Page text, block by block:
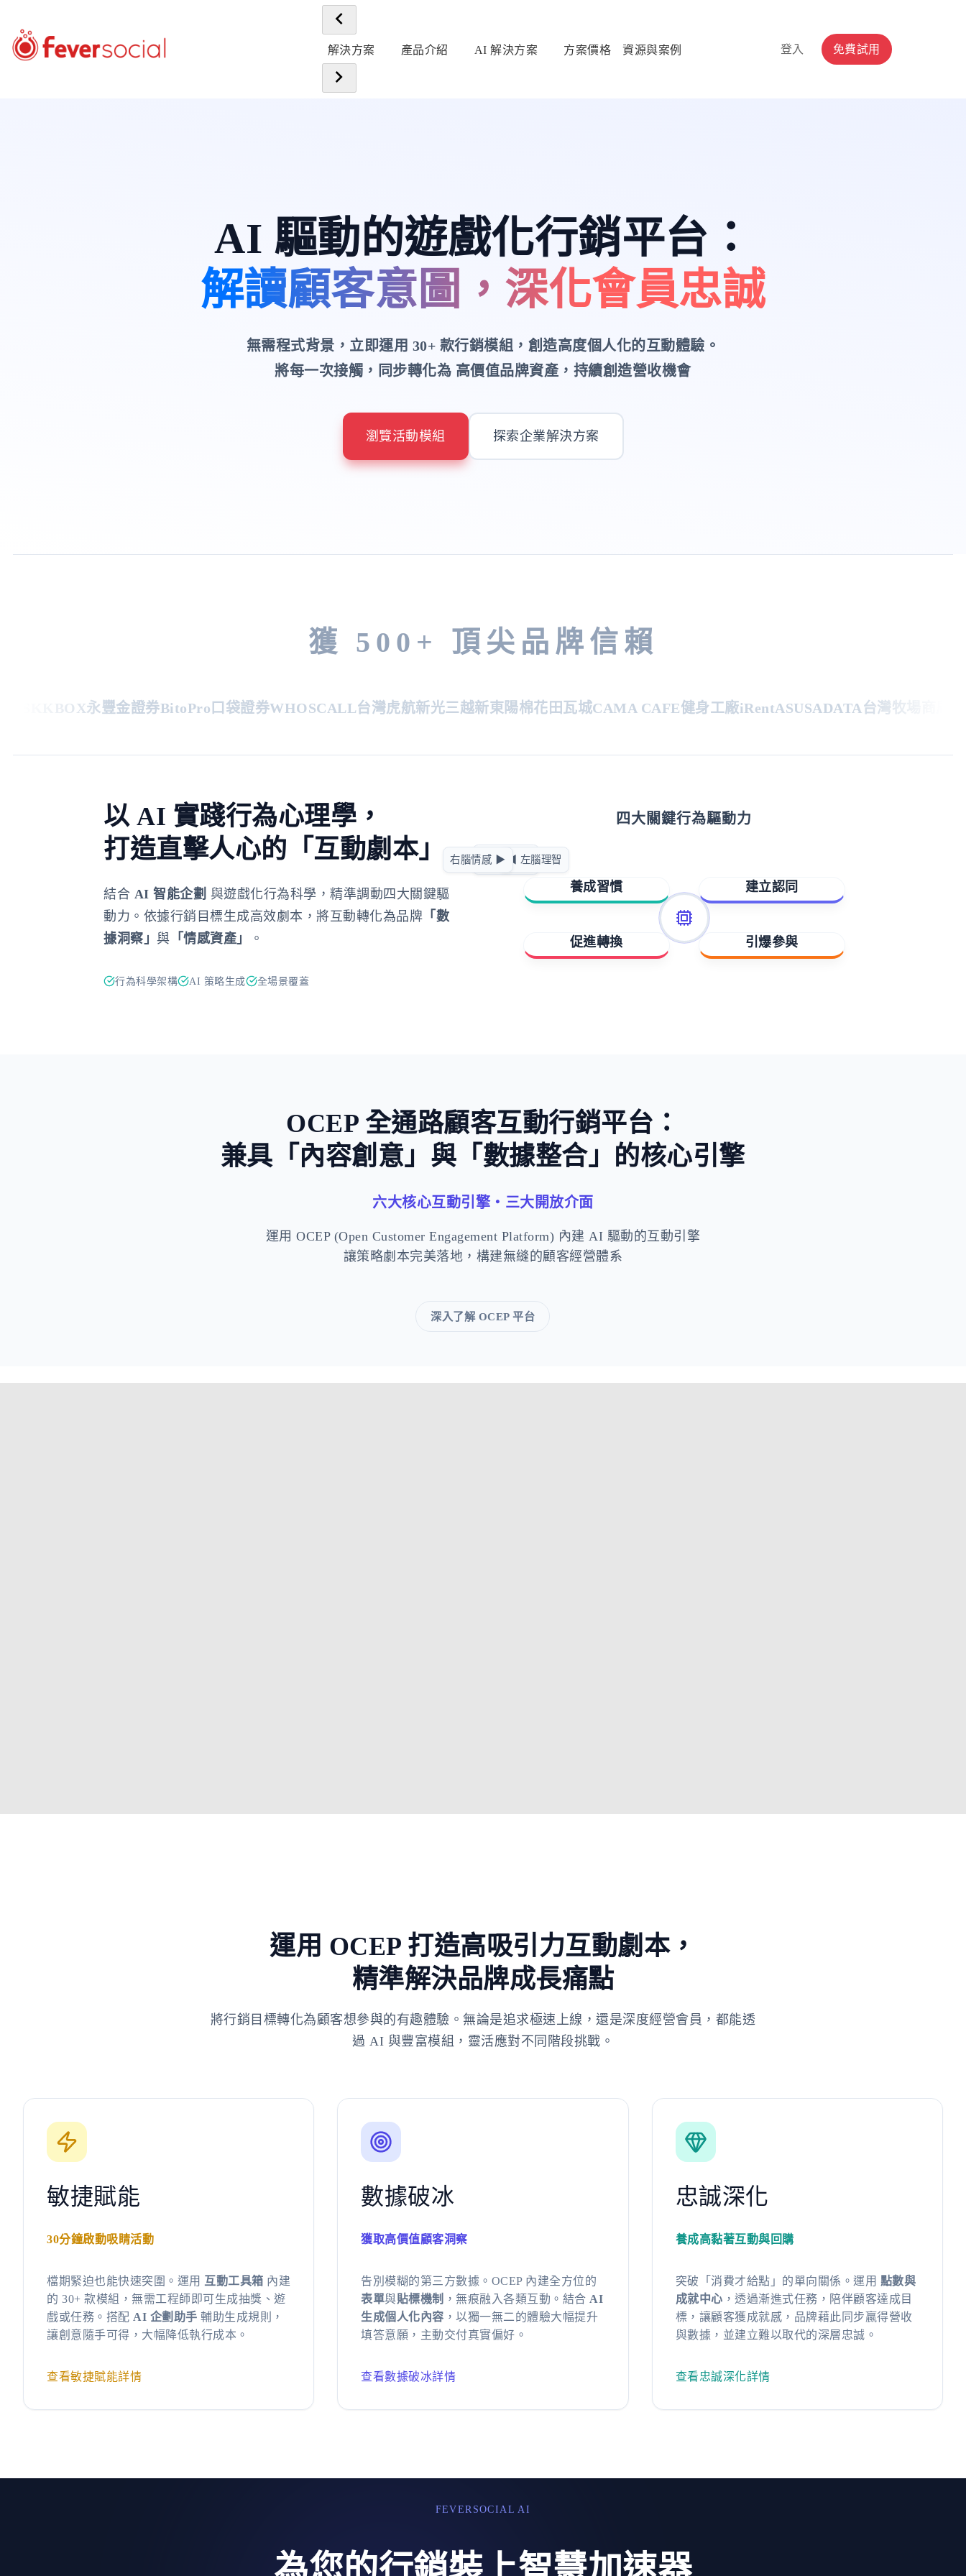
解決方案 產品介紹 AI 解決方案 方案價格 資源與案例 登入 免費試用
AI 驅動的遊戲化行銷平台 ：
解讀顧客意圖，深化會員忠誠
無需程式背景，立即運用 30+ 款行銷模組，創造高度個人化的互動體驗。
將每一次接觸，同步轉化為 高價值品牌資產，持續創造營收機會
瀏覽活動模組 探索企業解決方案
獲 500+ 頂尖品牌信賴
KKBOX永豐金證券BitoPro口袋證券WHOSCALL台灣虎航新光三越新東陽棉花田瓦城CAMA CAFE健身工廠iRentASUSADATA台灣牧場商周
以 AI 實踐行為心理學，
打造直擊人心的「互動劇本」
結合 AI 智能企劃 與遊戲化行為科學，精準調動四大關鍵驅
動力。依據行銷目標生成高效劇本，將互動轉化為品牌 「數
據洞察」 與 「情感資產」 。
行為科學架構 AI 策略生成 全場景覆蓋
四大關鍵行為驅動力
正向賦能
急迫驅動◀ 左腦理智
右腦情感 ▶
養成習慣 建立認同
促進轉換 引爆參與
OCEP 全通路顧客互動行銷平台：
兼具「內容創意」與「數據整合」的核心引擎
六大核心互動引擎・三大開放介面
運用 OCEP (Open Customer Engagement Platform) 內建 AI 驅動的互動引擎
讓策略劇本完美落地，構建無縫的顧客經營體系
深入了解 OCEP 平台
運用 OCEP 打造高吸引力互動劇本，
精準解決品牌成長痛點
將行銷目標轉化為顧客想參與的有趣體驗。無論是追求極速上線，還是深度經營會員，都能透
過 AI 與豐富模組，靈活應對不同階段挑戰。
敏捷賦能
30分鐘啟動吸睛活動
檔期緊迫也能快速突圍。運用 互動工具箱 內建
的 30+ 款模組，無需工程師即可生成抽獎、遊
戲或任務。搭配 AI 企劃助手 輔助生成規則，
讓創意隨手可得，大幅降低執行成本。
查看敏捷賦能詳情
數據破冰
獲取高價值顧客洞察
告別模糊的第三方數據。OCEP 內建全方位的
表單與貼標機制 ，無痕融入各類互動。結合 AI
生成個人化內容 ，以獨一無二的體驗大幅提升
填答意願，主動交付真實偏好。
查看數據破冰詳情
忠誠深化
養成高黏著互動與回購
突破「消費才給點」的單向關係。運用 點數與
成就中心 ，透過漸進式任務，陪伴顧客達成目
標，讓顧客獲成就感，品牌藉此同步贏得營收
與數據，並建立難以取代的深層忠誠。
查看忠誠深化詳情
FEVERSOCIAL AI
為您的行銷裝上智慧加速器